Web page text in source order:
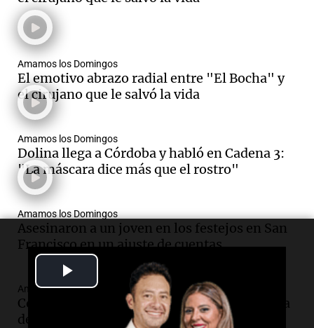
Video
Amamos los Domingos
El emotivo abrazo radial entre "El Bocha" y
el cirujano que le salvó la vida
Amamos los Domingos
Dolina llega a Córdoba y habló en Cadena 3:
"La máscara dice más que el rostro"
Amamos los Domingos
Asesinaron a un joven en los festejos en San
Francisco en un ajuste de cuentas
Amamos los Domingos
Completó los 21K de la maratón embarazada
de ocho meses: "Corrimos juntos"